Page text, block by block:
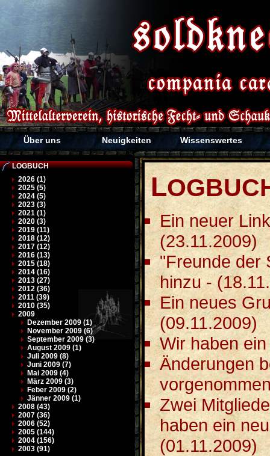
Über uns Neuigkeiten Wissenswertes
LOGBUCH
2026 (1)
2025 (5)
2024 (5)
2023 (3)
2021 (1)
2020 (3)
2019 (11)
2018 (12)
2017 (12)
2016 (13)
2015 (18)
2014 (16)
2013 (27)
2012 (36)
2011 (39)
2010 (35)
2009
Dezember 2009 (1)
November 2009 (6)
September 2009 (3)
August 2009 (1)
Juli 2009 (8)
Juni 2009 (7)
Mai 2009 (4)
März 2009 (3)
Feber 2009 (2)
Jänner 2009 (1)
2008 (43)
2007 (36)
2006 (52)
2005 (144)
2004 (156)
2003 (91)
L
Ein neuer
(23.11.2009)
"Freunde der
hinzu -
Ein neues
(09.11.2009)
Wir haben
Änderungen
Zwei
haben ein
(01.11.2009)